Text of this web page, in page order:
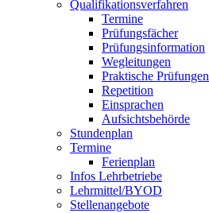
Qualifikationsverfahren
Termine
Prüfungsfächer
Prüfungsinformation
Wegleitungen
Praktische Prüfungen
Repetition
Einsprachen
Aufsichtsbehörde
Stundenplan
Termine
Ferienplan
Infos Lehrbetriebe
Lehrmittel/BYOD
Stellenangebote